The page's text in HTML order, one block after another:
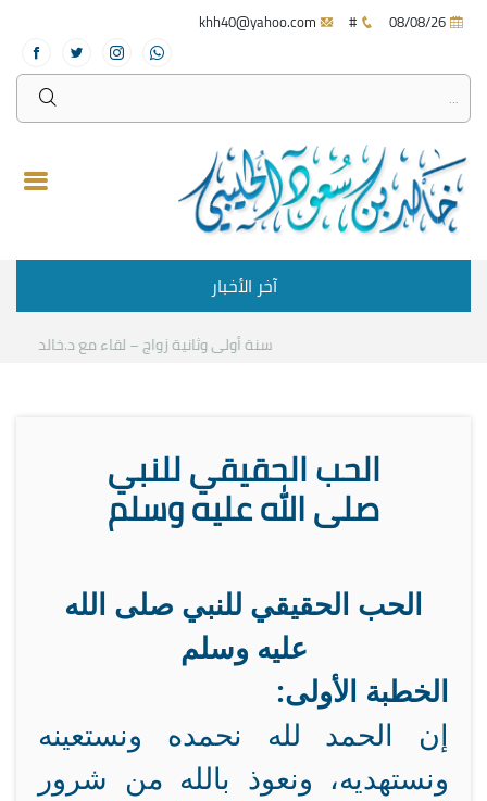
#
آخر الأخبار
سنة أولى وثانية زواج – لقاء مع د.خالد الحليبي
الحب الحقيقي للنبي
صلى الله عليه وسلم
الحب الحقيقي للنبي صلى الله
عليه وسلم
الخطبة الأولى:
إن الحمد لله نحمده ونستعينه
ونستهديه، ونعوذ بالله من شرور